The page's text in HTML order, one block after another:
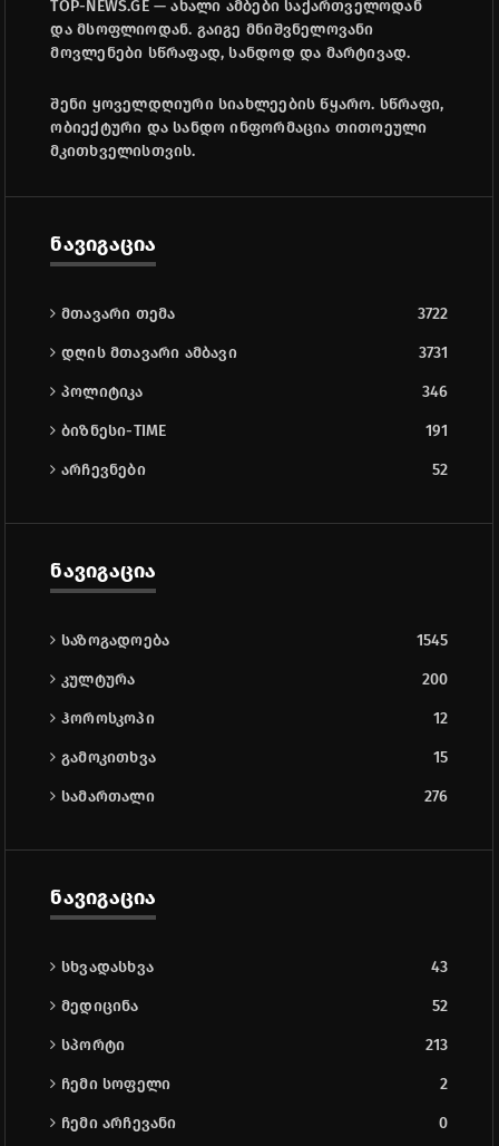
TOP-NEWS.GE — ახალი ამბები საქართველოდან
და მსოფლიოდან. გაიგე მნიშვნელოვანი
მოვლენები სწრაფად, სანდოდ და მარტივად.
შენი ყოველდღიური სიახლეების წყარო. სწრაფი,
ობიექტური და სანდო ინფორმაცია თითოეული
მკითხველისთვის.
ნავიგაცია
მთავარი თემა 3722
დღის მთავარი ამბავი 3731
პოლიტიკა 346
ბიზნესი-TIME 191
არჩევნები 52
ნავიგაცია
საზოგადოება 1545
კულტურა 200
ჰოროსკოპი 12
გამოკითხვა 15
სამართალი 276
ნავიგაცია
სხვადასხვა 43
მედიცინა 52
სპორტი 213
ჩემი სოფელი 2
ჩემი არჩევანი 0